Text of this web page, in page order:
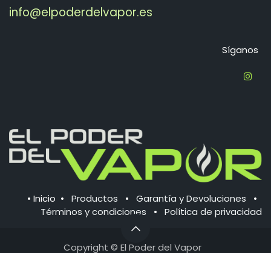
info@elpoderdelvapor.es
Síganos
• Inicio • Productos • Garantía y Devoluciones
•
Términos y condiciones
• Política de ​privacidad
Copyright © El Poder del Vapor